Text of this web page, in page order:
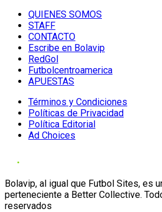
QUIENES SOMOS
STAFF
CONTACTO
Escribe en Bolavip
RedGol
Futbolcentroamerica
APUESTAS
Términos y Condiciones
Políticas de Privacidad
Política Editorial
Ad Choices
Bolavip, al igual que Futbol Sites, es
perteneciente a Better Collective.
reservados